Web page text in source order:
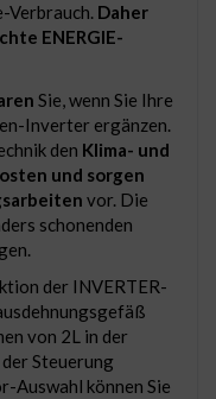
Verbrauch. Daher
ENERGIE-
Sie, wenn Sie Ihre
Inverter ergänzen.
den Klima- und
und sorgen
vor. Die
schonenden
der INVERTER-
von 2L in der
Steuerung
Auswahl können Sie